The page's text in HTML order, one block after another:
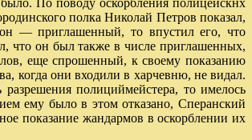
полка Николай Петров показал,
он — приглашенный, то впустил его, что
что он был также в числе приглашенных,
еще спрошенный, к своему показанию
когда они входили в харчевню, не видал.
полициймейстера, то имелось
ему было в этом отказано, Сперанский
показание жандармов в оскорблении их